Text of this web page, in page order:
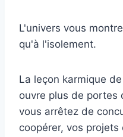
L'univers vous
qu'à l'isolement.
La leçon karmique
ouvre plus de portes
vous arrêtez de
coopérer, vos